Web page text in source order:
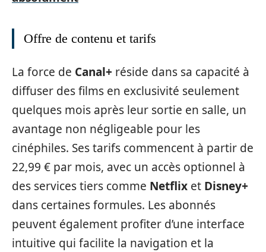
Offre de contenu et tarifs
La force de Canal+ réside dans sa capacité à
diffuser des films en exclusivité seulement
quelques mois après leur sortie en salle, un
avantage non négligeable pour les
cinéphiles. Ses tarifs commencent à partir de
22,99 € par mois, avec un accès optionnel à
des services tiers comme Netflix et Disney+
dans certaines formules. Les abonnés
peuvent également profiter d’une interface
intuitive qui facilite la navigation et la